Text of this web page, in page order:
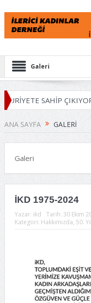
Galeri
SAHİP ÇIKIYORUZ!
ANA SAYFA GALERI
Galeri
İKD 1975-2024
Yazar: ikd Tarih: 30 Ekim
Kategori: Hakkımızda, 50. Yıl